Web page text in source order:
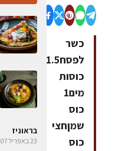
כשר
לפסח1.5
כוסות
מים1
כוס
שמןחצי
כוס
בראוניז
23 באפריל 2007